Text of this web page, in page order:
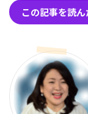
この記事を読